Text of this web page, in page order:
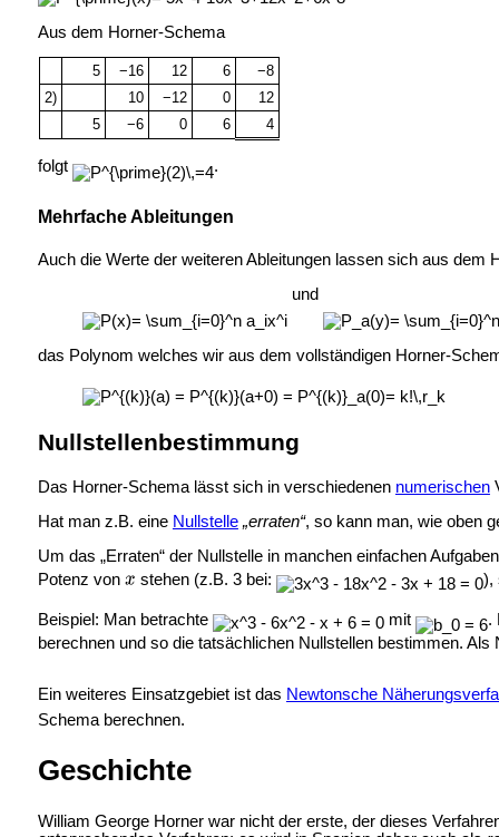
Aus dem Horner-Schema
5 −16 12 6
−8
2)
10 −12 0
12
5
−6 0 6 4
folgt .
Mehrfache Ableitungen
Auch die Werte der weiteren Ableitungen lassen sich aus dem
und
das Polynom welches wir aus dem vollständigen Horner-
Nullstellenbestimmung
Das Horner-Schema lässt sich in verschiedenen numerischen
Hat man z.B. eine Nullstelle „erraten“, so kann man, wie oben
Um das „Erraten“ der Nullstelle in manchen einfachen
Potenz von
stehen (z.B. 3 bei: ),
Beispiel: Man betrachte mit
.
berechnen und so die tatsächlichen Nullstellen bestimmen.
Ein weiteres Einsatzgebiet ist das Newtonsche
Schema berechnen.
Geschichte
William George Horner war nicht der erste, der dieses